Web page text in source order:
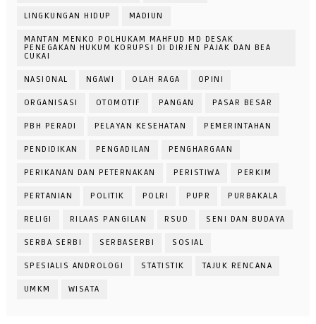
LINGKUNGAN HIDUP MADIUN
MANTAN MENKO POLHUKAM MAHFUD MD DESAK
PENEGAKAN HUKUM KORUPSI DI DIRJEN PAJAK DAN BEA
CUKAI
NASIONAL NGAWI OLAH RAGA OPINI
ORGANISASI OTOMOTIF PANGAN PASAR BESAR
PBH PERADI PELAYAN KESEHATAN PEMERINTAHAN
PENDIDIKAN PENGADILAN PENGHARGAAN
PERIKANAN DAN PETERNAKAN PERISTIWA PERKIM
PERTANIAN POLITIK POLRI PUPR PURBAKALA
RELIGI RILAAS PANGILAN RSUD SENI DAN BUDAYA
SERBA SERBI SERBASERBI SOSIAL
SPESIALIS ANDROLOGI STATISTIK TAJUK RENCANA
UMKM WISATA